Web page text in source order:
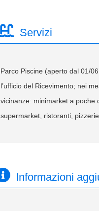
Servizi
Parco Piscine (aperto dal 01/
l’ufficio del Ricevimento; nei
vicinanze: minimarket a poche
supermarket, ristoranti,
Informazioni